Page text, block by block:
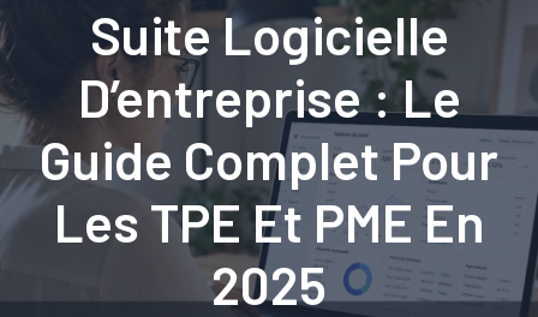
Suite Logicielle
D’entreprise : Le
Guide Complet Pour
Les TPE Et PME En
2025